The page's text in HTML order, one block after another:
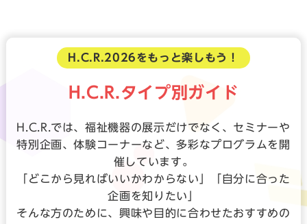
H.C.R.2026をもっと楽しもう！
H.C.R.タイプ別ガイド
H.C.R.では、福祉機器の展示だけでなく、セミナーや
特別企画、体験コーナーなど、多彩なプログラムを開
催しています。
「どこから見ればいいかわからない」「自分に合った
企画を知りたい」
そんな方のために、興味や目的に合わせたおすすめの